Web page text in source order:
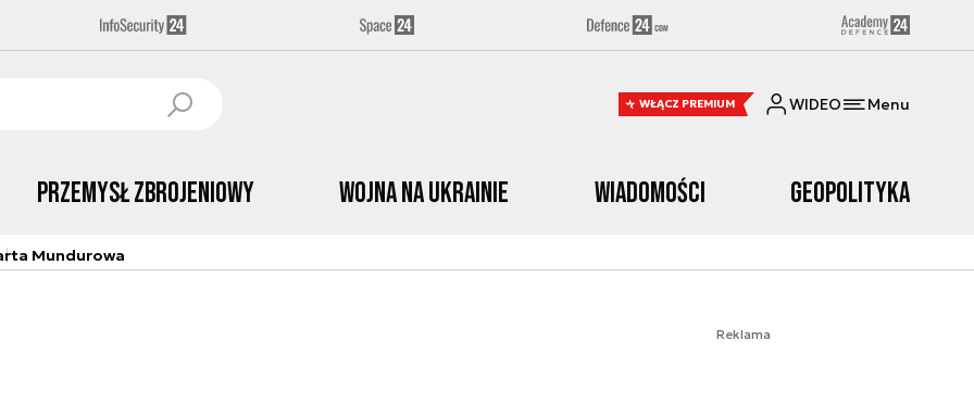
WŁĄCZ PREMIUM WIDEO Menu
Przemysł Zbrojeniowy Wojna na Ukrainie Wiadomości Geopolityka
Mundurowa
Reklama